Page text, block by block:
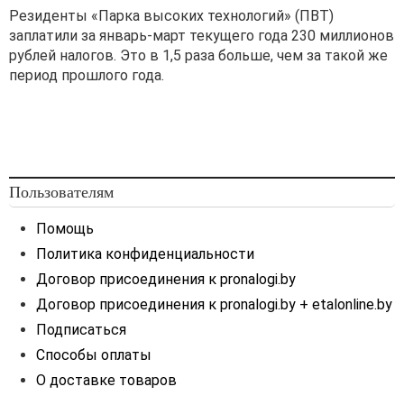
Беларусь», и
индивидуальных
предпринимателей),
Инструкциио порядке
изделия, конструкции,
утвержденной
Постановлением № 73
(далее — Инструкция № 73).
Резиденты «Парка высоких технологий» (ПВТ)
заплатили за январь-март текущего года 230 миллионов
рублей налогов. Это в 1,5 раза больше, чем за такой же
период прошлого года.
Пользователям
Помощь
Политика конфиденциальности
Договор присоединения к pronalogi.by
Договор присоединения к pronalogi.by + etalonline.by
Подписаться
Способы оплаты
О доставке товаров